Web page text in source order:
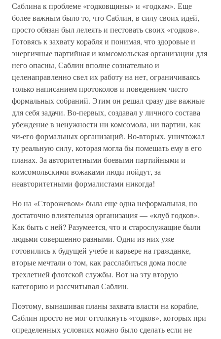
Саблина к проблеме «годковщины» и «годкам». Еще
более важным было то, что Саблин, в силу своих идей,
просто обязан был лелеять и пестовать своих «годков».
Готовясь к захвату корабля и понимая, что здоровые и
энергичные партийная и комсомольская организации для
него опасны, Саблин вполне сознательно и
целенаправленно свел их работу на нет, ограничиваясь
только написанием протоколов и поведением чисто
формальных собраний. Этим он решал сразу две важные
для себя задачи. Во-первых, создавал у личного состава
убеждение в ненужности ни комсомола, ни партии, как
чи-его формальных организаций. Во-вторых, уничтожал
ту реальную силу, которая могла бы помешать ему в его
планах. За авторитетными боевыми партийными и
комсомольскими вожаками люди пойдут, за
неавторитетными формалистами никогда!
Но на «Сторожевом» была еще одна неформальная, но
достаточно влиятельная организация — «клуб годков».
Как быть с ней? Разумеется, что и старослужащие были
людьми совершенно разными. Одни из них уже
готовились к будущей учебе и карьере на гражданке,
вторые мечтали о том, как расслабиться дома после
трехлетней флотской службы. Вот на эту вторую
категорию и рассчитывал Саблин.
Поэтому, вынашивая планы захвата власти на корабле,
Саблин просто не мог оттолкнуть «годков», которых при
определенных условиях можно было сделать если не